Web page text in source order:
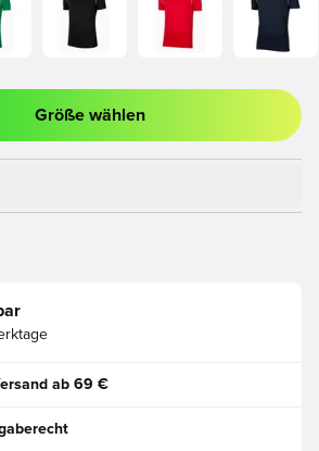
zum Anmelden oder Registrieren
Größe wählen
ab 69 €